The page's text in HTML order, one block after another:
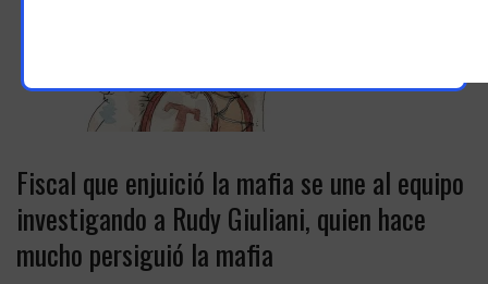
Fiscal que enjuició la mafia se une al equipo
investigando a Rudy Giuliani, quien hace
mucho persiguió la mafia